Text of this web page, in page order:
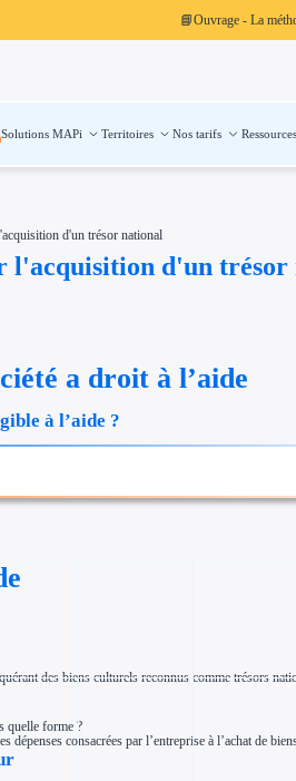
📘Ouvrage - La
Solutions MAPi Territoires Nos tarifs Ressources
innovation
écologique
international
d'entreprise
en difficulté
remboursement
dans une entreprise
Urssaf
ADEME
les financeurs
d'un trésor national
l'acquisition d'un trésor
a droit à l’aide
à l’aide ?
des biens culturels reconnus comme trésors
quelle forme ?
consacrées par l’entreprise à l’achat de